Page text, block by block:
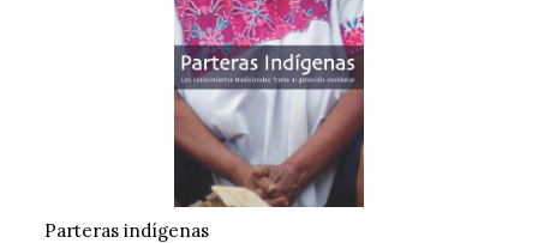
Parteras indígenas